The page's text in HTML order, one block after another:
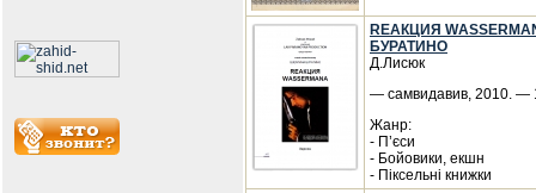
RЕАКЦИЯ
БУРАТИНО
Д.Лисюк
— самвидавив, 2010. —
Жанр:
- П’єси
- Бойовики, екшн
- Піксельні книжки